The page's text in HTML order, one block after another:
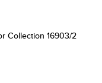
Collection 16903/2